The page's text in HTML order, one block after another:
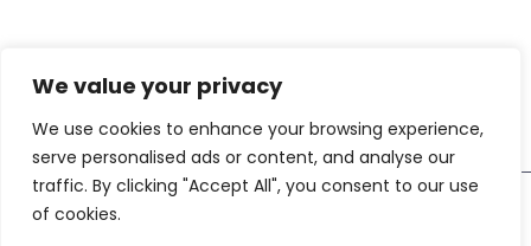
We value your privacy
We use cookies to enhance your browsing experience,
serve personalised ads or content, and analyse our
traffic. By clicking "Accept All", you consent to our use
of cookies.
Copyright © 2026 Das Auto Mobile – Alles rund ums Auto